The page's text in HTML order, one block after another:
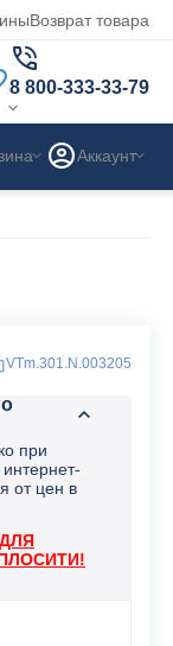
Возврат товара
8 800-333-33-79
Аккаунт
VTm.301.N.003205
при
от цен в